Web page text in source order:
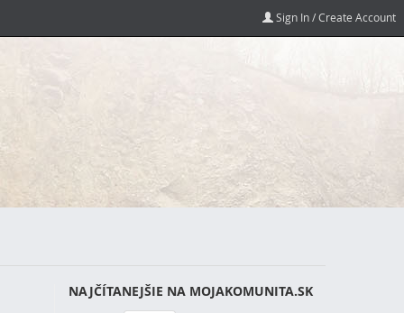
Sign In / Create Account
NAJČÍTANEJŠIE NA MOJAKOMUNITA.SK